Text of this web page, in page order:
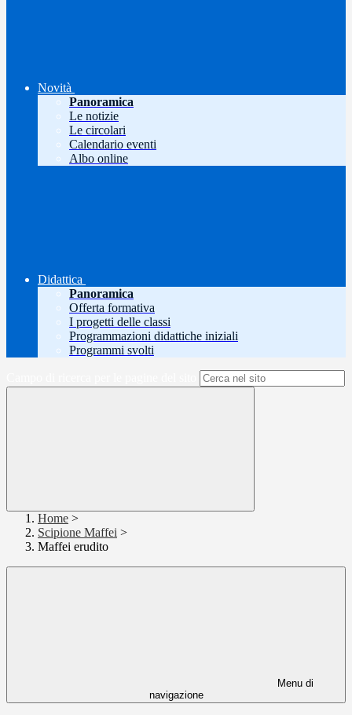
Novità
Panoramica
Le notizie
Le circolari
Calendario eventi
Albo online
Didattica
Panoramica
Offerta formativa
I progetti delle classi
Programmazioni didattiche iniziali
Programmi svolti
Home >
Scipione Maffei >
Maffei erudito
Menu di
navigazione